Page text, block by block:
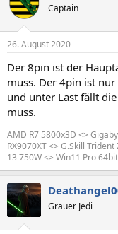
Captain
26. August 2020
Der 8pin ist der
muss. Der 4pin ist
und unter Last fällt
muss.
AMD R7 5800x3D <>
RX9070XT <> G.Skill
13 750W <> Win11 Pro 64bit
Grauer Jedi